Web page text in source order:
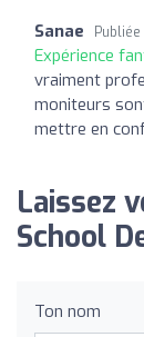
Sanae
Expérience
vraiment
moniteurs
mettre en
Laissez
School
Ton nom